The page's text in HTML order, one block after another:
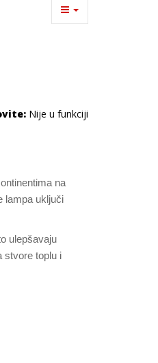
Nije u funkciji
na
lampa uključi
ulepšavaju
stvore toplu i